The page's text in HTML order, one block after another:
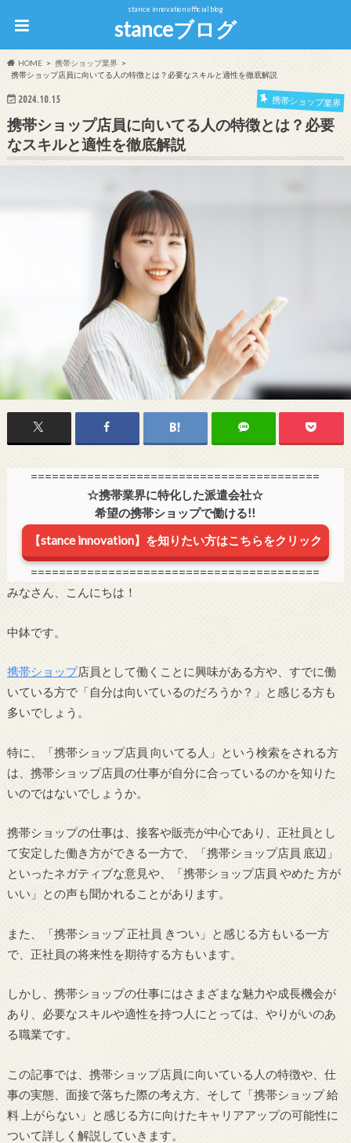
stance innovation official blog
stanceブログ
HOME
携帯ショップ業界
携帯ショップ店員に向いてる人の特徴とは？必要なスキルと適性を徹底解説
2024.10.15 携帯ショップ業界
携帯ショップ店員に向いてる人の特徴とは？必要
なスキルと適性を徹底解説
=========================================
☆携帯業界に特化した派遣会社☆
希望の携帯ショップで働ける!!
【stance innovation】を知りたい方はこちらをクリック
=========================================
みなさん、こんにちは！
中鉢です。
携帯ショップ店員として働くことに興味がある方や、すでに働
いている方で「自分は向いているのだろうか？」と感じる方も
多いでしょう。
特に、「携帯ショップ店員 向いてる人」という検索をされる方
は、携帯ショップ店員の仕事が自分に合っているのかを知りた
いのではないでしょうか。
携帯ショップの仕事は、接客や販売が中心であり、正社員とし
て安定した働き方ができる一方で、「携帯ショップ店員 底辺」
といったネガティブな意見や、「携帯ショップ店員 やめた 方が
いい」との声も聞かれることがあります。
また、「携帯ショップ 正社員 きつい」と感じる方もいる一方
で、正社員の将来性を期待する方もいます。
しかし、携帯ショップの仕事にはさまざまな魅力や成長機会が
あり、必要なスキルや適性を持つ人にとっては、やりがいのあ
る職業です。
この記事では、携帯ショップ店員に向いている人の特徴や、仕
事の実態、面接で落ちた際の考え方、そして「携帯ショップ 給
料 上がらない」と感じる方に向けたキャリアアップの可能性に
ついて詳しく解説していきます。